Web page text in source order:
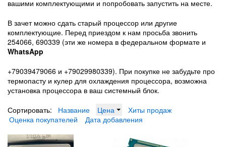
вашими комплектующими и попробовать запустить на месте.
В зачет можно сдать старый процессор или другие
комплектующие. Перед приездом к нам просьба звонить
254066, 690339 (эти же номера в федеральном формате и
WhatsApp
+79039479066 и +79029980339). При покупке не забудьте про
термопасту и кулер для охлаждения процессора, возможна
установка процессора в ваш системный блок.
Сортировать:
Название Цена
Хиты продаж
Оценка покупателей
Дата добавления